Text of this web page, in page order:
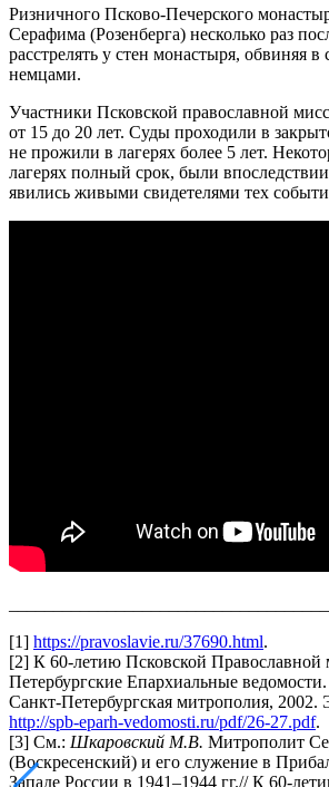
Ризничного Псково-Печерского
Серафима (Розенберга) несколько раз
расстрелять у стен монастыря, обвиняя в
немцами.
Участники Псковской православной
от 15 до 20 лет. Суды проходили в
не прожили в лагерях более 5 лет.
лагерях полный срок, были
явились живыми свидетелями тех
[1] https://pravoslavie.ru/37690.html.
[2] К 60-летию Псковской Православной
Петербургские Епархиальные
Санкт-Петербургская митрополия, 2002.
http://spb-eparh-vedomosti.ru/pdf/26-27.pdf.
[3] См.: Шкаровский М.В. Митрополит
(Воскресенский) и его служение в
Западе России в 1941–1944 гг.// К 60-